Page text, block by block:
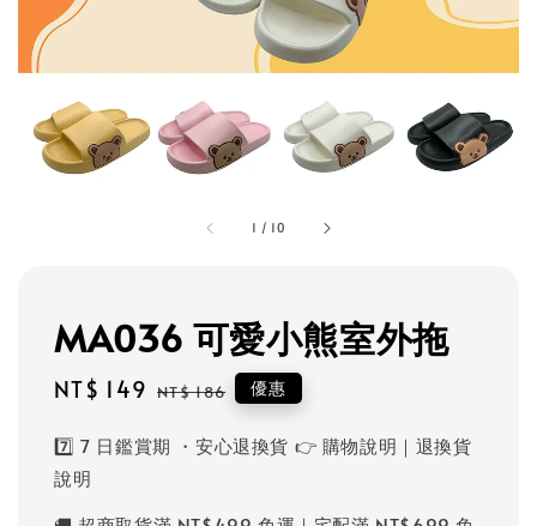
1 / 10
MA036 可愛小熊室外拖
Sale
NT$ 149 Regular
NT$ 186 優惠
7️⃣ 7 日鑑賞期 ・安心退換貨 👉 購物說明｜退換貨
說明